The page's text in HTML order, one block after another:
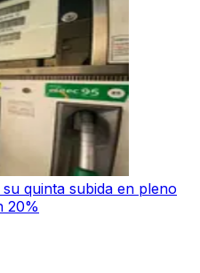
quinta subida en pleno
20%